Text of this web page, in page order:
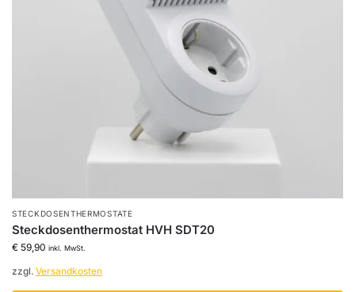
STECKDOSENTHERMOSTATE
Steckdosenthermostat HVH SDT20
€ 59,90 inkl. MwSt.
zzgl. Versandkosten